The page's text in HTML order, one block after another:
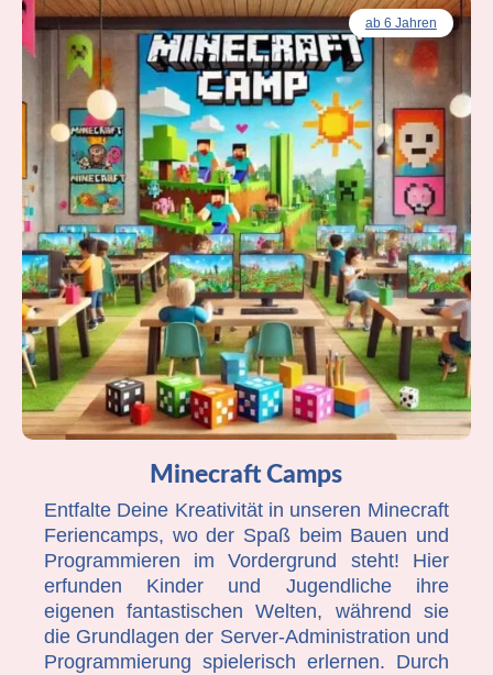
ab 6 Jahren
Minecraft Camps
Entfalte Deine Kreativität in unseren Minecraft
Feriencamps, wo der Spaß beim Bauen und
Programmieren im Vordergrund steht! Hier
erfunden Kinder und Jugendliche ihre
eigenen fantastischen Welten, während sie
die Grundlagen der Server-Administration und
Programmierung spielerisch erlernen. Durch